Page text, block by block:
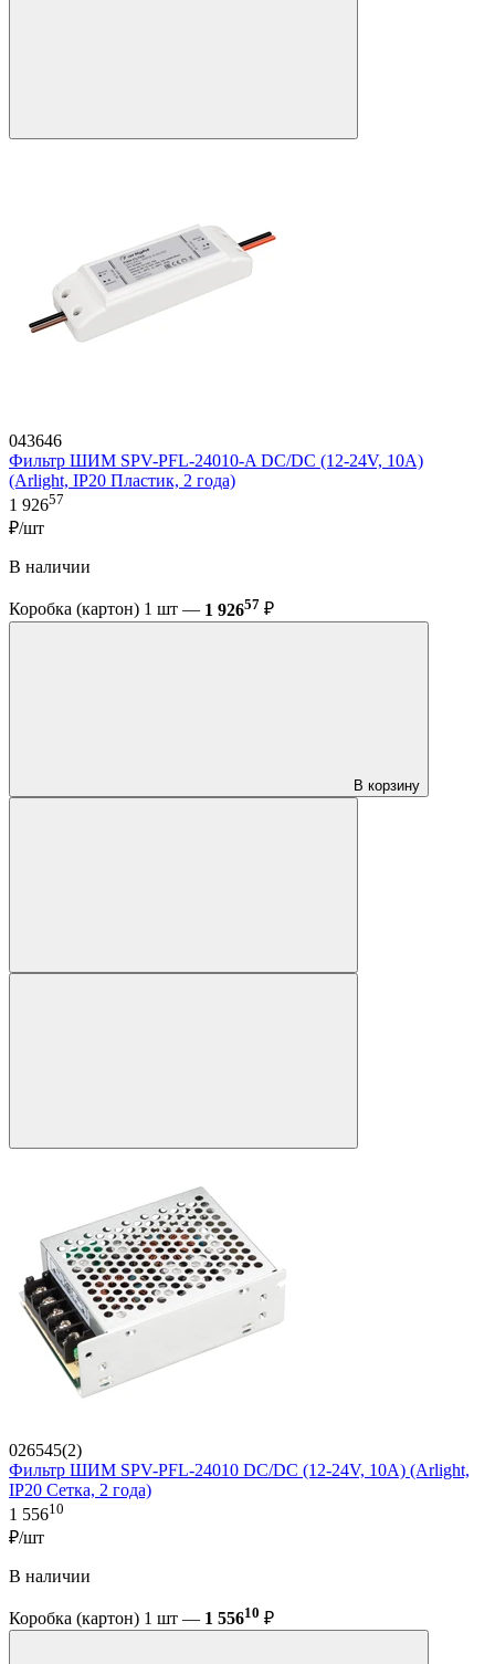
043646
Фильтр ШИМ SPV-PFL-24010-A DC/DC (12-24V, 10A)
(Arlight, IP20 Пластик, 2 года)
1 92657
₽/шт
В наличии
Коробка (картон) 1 шт — 1 92657 ₽
В корзину
026545(2)
Фильтр ШИМ SPV-PFL-24010 DC/DC (12-24V, 10A) (Arlight,
IP20 Сетка, 2 года)
1 55610
₽/шт
В наличии
Коробка (картон) 1 шт — 1 55610 ₽